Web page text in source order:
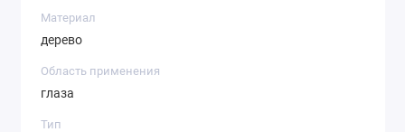
Материал
дерево
Область применения
глаза
Тип